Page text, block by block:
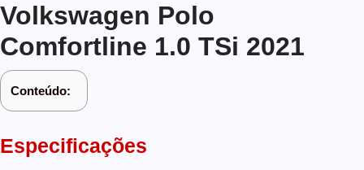
Volkswagen Polo
Comfortline 1.0 TSi 2021
Conteúdo:
Especificações